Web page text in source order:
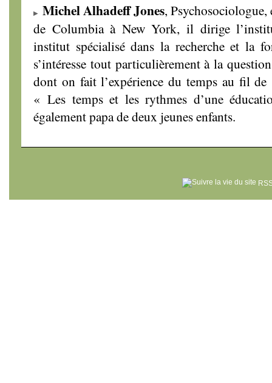
Michel Alhadeff Jones, Psychosociologue,
de Columbia à New York, il dirige
institut spécialisé dans la recherche et la
s’intéresse tout particulièrement à la
dont on fait l’expérience du temps au fil
« Les temps et les rythmes d’une
également papa de deux jeunes enfants.